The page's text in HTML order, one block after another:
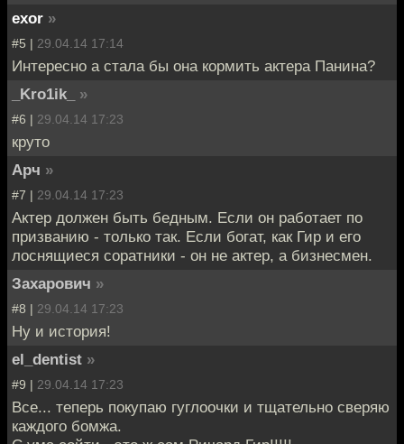
exor »
#5 | 29.04.14 17:14
Интересно а стала бы она кормить актера Панина?
_Kro1ik_
»
#6 | 29.04.14 17:23
круто
Арч »
#7 | 29.04.14 17:23
Актер должен быть бедным. Если он работает по
призванию - только так. Если богат, как Гир и его
лоснящиеся соратники - он не актер, а бизнесмен.
Захарович »
#8 | 29.04.14 17:23
Ну и история!
el_dentist »
#9 | 29.04.14 17:23
Все... теперь покупаю гуглоочки и тщательно сверяю
каждого бомжа.